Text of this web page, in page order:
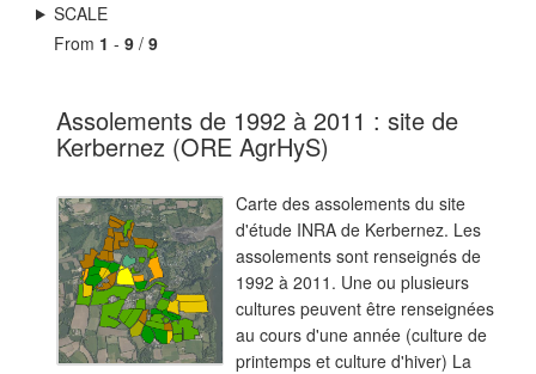
SCALE
From 1 - 9 / 9
Assolements de 1992 à 2011 : site de
Kerbernez (ORE AgrHyS)
Carte des assolements du site
d'étude INRA de Kerbernez. Les
assolements sont renseignés de
1992 à 2011. Une ou plusieurs
cultures peuvent être renseignées
au cours d'une année (culture de
printemps et culture d'hiver) La